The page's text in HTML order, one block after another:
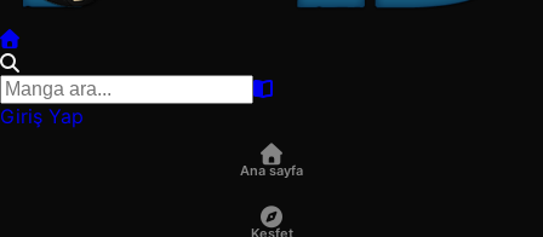
Giriş Yap
Ana sayfa
Keşfet